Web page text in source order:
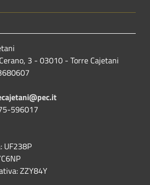
3 - 03010 - Torre Cajetani
596017
UF238P
ZZY84Y